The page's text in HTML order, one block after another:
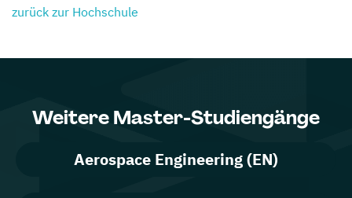
zurück zur Hochschule
Weitere Master-Studiengänge
Aerospace Engineering (EN)